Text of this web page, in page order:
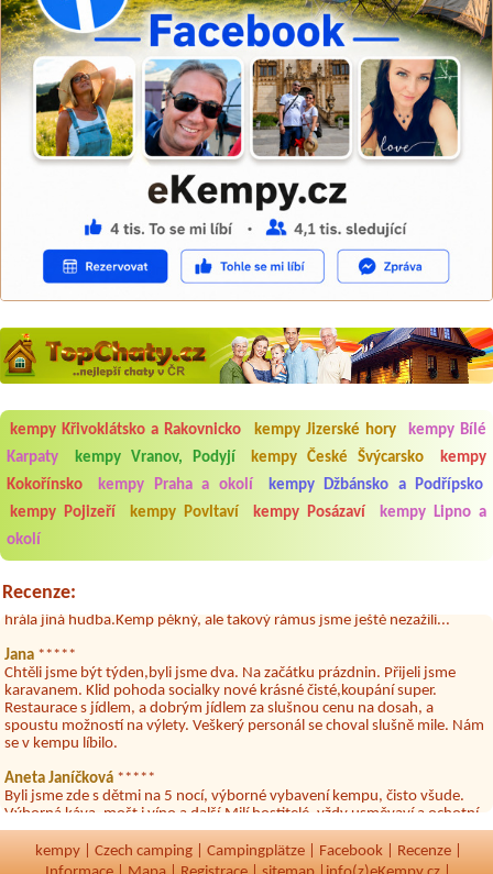
kempy Křivoklátsko a Rakovnicko kempy Jizerské hory
kempy Bílé
Karpaty
kempy Vranov, Podyjí kempy České Švýcarsko
kempy
Kokořínsko
kempy Praha a okolí
kempy Džbánsko a Podřípsko
kempy Pojizeří
kempy Povltaví kempy Posázaví
kempy Lipno a
okolí
Recenze:
Aneta Melicharová***
Byli jsme zde v týdnu od 25.7. do 1.8. 2026. Kemp jako takový je pěkný.
V umývárně i na WC bylo vždy čisto, doplněný papír i utěrky, což při
množství návštěvníků není samozřejmost. V kempu je obchod a
restaurace, kebab a další občerstvení. Co nás ale velice zklamalo byl
ubytovaných. Přes den jsem si připadala jak na pouti- z každého koutu
hrála jiná hudba.Kemp pěkný, ale takový rámus jsme ještě nezažili...
Jana *****
Chtěli jsme být týden,byli jsme dva. Na začátku prázdnin. Přijeli jsme
karavanem. Klid pohoda socialky nové krásné čisté,koupání super.
Restaurace s jídlem, a dobrým jídlem za slušnou cenu na dosah, a
spoustu možností na výlety. Veškerý personál se choval slušně mile. Nám
se v kempu líbilo.
Aneta Janíčková *****
Byli jsme zde s dětmi na 5 nocí, výborné vybavení kempu, čisto všude.
Výborná káva, mošt i víno a další.Milí hostitelé, vždy usměvaví a ochotní,
docházkové blízkosti kempu vodní nádrž, restaurace a bazénem,
autobusová zastávka, obchod a další. Děkujeme, bylo to úžasné.
kempy Czech camping Campingplätze Facebook Recenze